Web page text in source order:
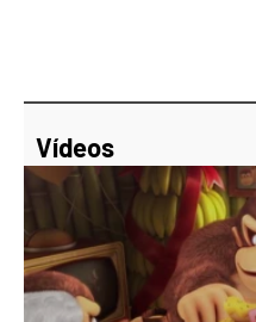
Vídeos